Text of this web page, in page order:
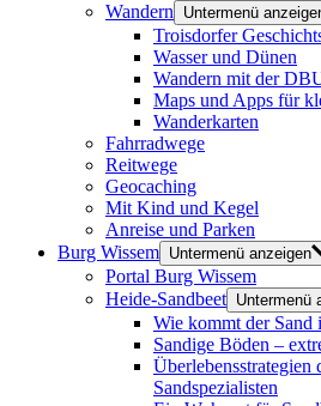
Wandern
Untermenü
Troisdorfer
Wasser und Dünen
Wandern mit der
Maps und Apps für
Wanderkarten
Fahrradwege
Reitwege
Geocaching
Mit Kind und Kegel
Anreise und Parken
Burg Wissem Untermenü anzeigen
Portal Burg Wissem
Heide-Sandbeet Untermenü
Wie kommt der Sand
Sandige Böden –
Überlebensstrategien
Sandspezialisten